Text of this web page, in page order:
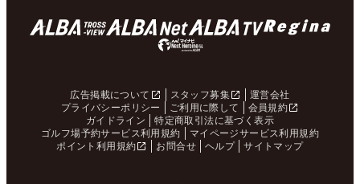
広告掲載について スタッフ募集
運営会社
プライバシーポリシー
ご利用に際して
会員規約
ガイドライン
特定商取引法に基づく表示
ゴルフ場予約サービス利用規約
マイページサービス利用規約
ポイント利用規約
お問合せ ヘルプ サイトマップ